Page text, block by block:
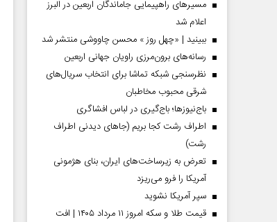
مسیر‌های راهپیمایی جاماندگان اربعین در البرز
اعلام شد
ببینید | «چهل روز » محسن چاووشی منتشر شد
رسانه‌های برون‌مرزی راویان جهانی اربعین
نظرسنجی شبکه تماشا برای انتخاب سریال‌های
شرقی محبوب مخاطبان
باج‌نیوزها؛ باج‌گیری در لباس افشاگری
اطراف رشت کجا بریم (جاهای دیدنی اطراف
رشت)
تعرض به زیرساخت‌های ایران، بنای هژمونی
آمریکا را فرو می‌ریزد
سپر آمریکا نشوید
قیمت طلا و سکه امروز ۱۱ مرداد ۱۴۰۵ | افت
صفحات نخست‌روزنامه‌ها‌ی‌چهارشنبه‌۷‌مردادماه